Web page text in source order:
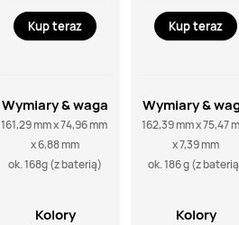
Kup teraz
Wymiary & waga
161,29 mm x 74,96 mm
x 6,88 mm
ok. 168g (z baterią)
Kolory
Kup teraz
Wymiary &
162,39 mm x 75,47
x 7,39 mm
ok. 186 g (z
Kolory